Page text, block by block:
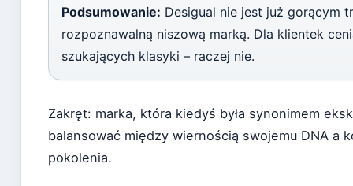
Podsumowanie: Desigual nie jest już gorącym
rozpoznawalną niszową marką. Dla klientek
szukających klasyki – raczej nie.
Zakręt: marka, która kiedyś była synonimem
balansować między wiernością swojemu DNA a
pokolenia.